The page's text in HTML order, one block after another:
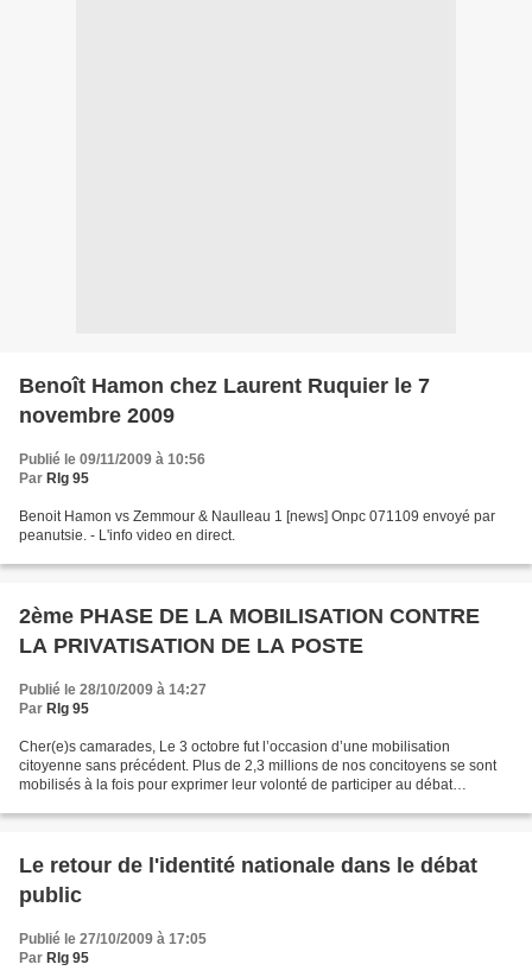
Benoît Hamon chez Laurent Ruquier le 7
novembre 2009
Publié le 09/11/2009 à 10:56
Par Rlg 95
Benoit Hamon vs Zemmour & Naulleau 1 [news] Onpc 071109 envoyé par
peanutsie. - L'info video en direct.
2ème PHASE DE LA MOBILISATION CONTRE
LA PRIVATISATION DE LA POSTE
Publié le 28/10/2009 à 14:27
Par Rlg 95
Cher(e)s camarades, Le 3 octobre fut l’occasion d’une mobilisation
citoyenne sans précédent. Plus de 2,3 millions de nos concitoyens se sont
mobilisés à la fois pour exprimer leur volonté de participer au débat
Le retour de l'identité nationale dans le débat
public
Publié le 27/10/2009 à 17:05
Par Rlg 95